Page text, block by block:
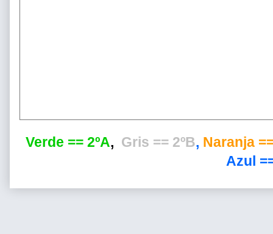
Verde == 2ºA, Gris == 2ºB, Naranja
Azul